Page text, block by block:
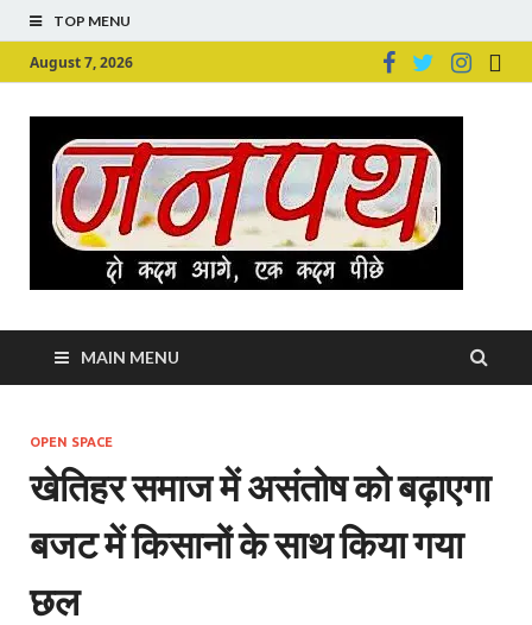
TOP MENU
August 7, 2026
MAIN MENU
OPEN SPACE
खेतिहर समाज में असंतोष को बढ़ाएगा
बजट में किसानों के साथ किया गया
छल